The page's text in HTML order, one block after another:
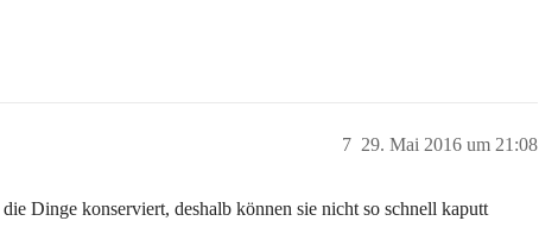
29. Mai 2016 um 21:08
7
Dinge konserviert, deshalb können sie nicht so schnell kaputt